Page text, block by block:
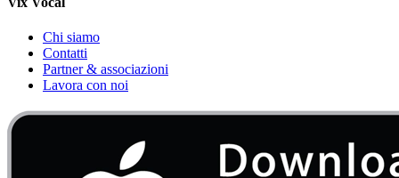
Chi siamo
Contatti
Partner & associazioni
Lavora con noi